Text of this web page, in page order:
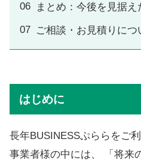
まとめ：今後を見据
ご相談・お見積りにつ
はじめに
長年BUSINESSぷららをご
事業者様の中には、 「将来